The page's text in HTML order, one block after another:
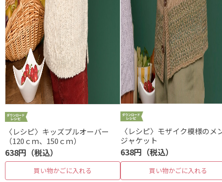
〈レシピ〉キッズプルオーバー
（120ｃｍ、150ｃｍ）
638円（税込）
買い物かごに入れる
〈レシピ〉モザイク模様のメ
ジャケット
638円（税込）
買い物かごに入れる